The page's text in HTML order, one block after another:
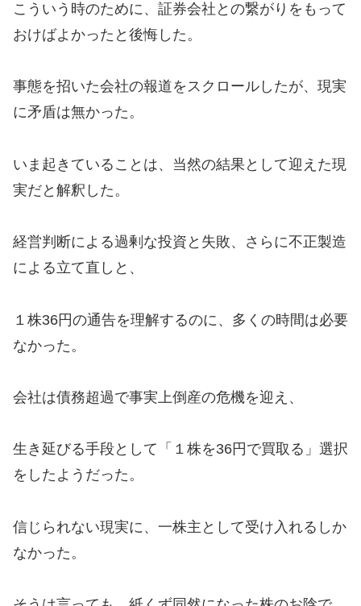
こういう時のために、証券会社との繋がりをもって
おけばよかったと後悔した。
事態を招いた会社の報道をスクロールしたが、現実
に矛盾は無かった。
いま起きていることは、当然の結果として迎えた現
実だと解釈した。
経営判断による過剰な投資と失敗、さらに不正製造
による立て直しと、
１株36円の通告を理解するのに、多くの時間は必要
なかった。
会社は債務超過で事実上倒産の危機を迎え、
生き延びる手段として「１株を36円で買取る」選択
をしたようだった。
信じられない現実に、一株主として受け入れるしか
なかった。